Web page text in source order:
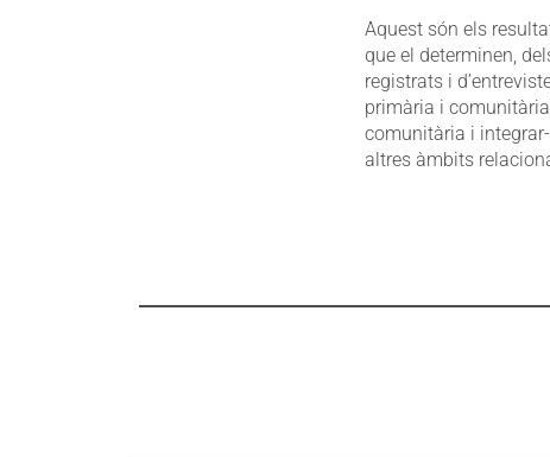
Aquest són els
que el determinen,
registrats i
primària i
comunitària i
altres àmbits